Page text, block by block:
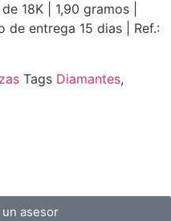
18K | 1,90 gramos |
de entrega 15 dias | Ref.:
Tags Diamantes,
asesor